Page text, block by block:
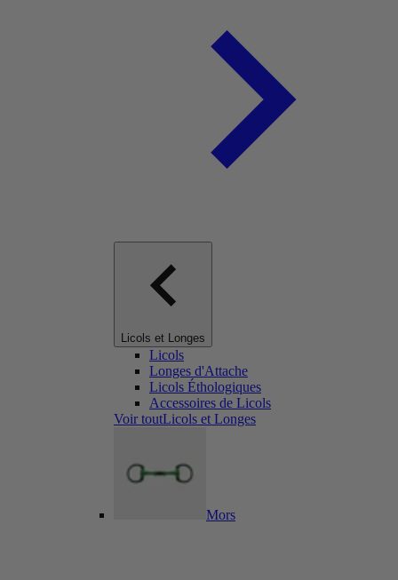
Licols et Longes
Licols
Longes d'Attache
Licols Éthologiques
Accessoires de Licols
Voir toutLicols et Longes
Mors